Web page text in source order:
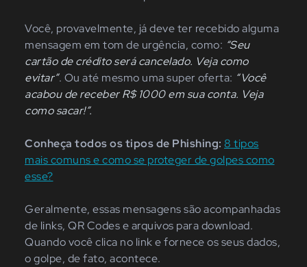
Você, provavelmente, já deve ter recebido alguma
mensagem em tom de urgência, como: “Seu
cartão de crédito será cancelado. Veja como
evitar”. Ou até mesmo uma super oferta: “Você
acabou de receber R$ 1000 em sua conta. Veja
como sacar!”.
Conheça todos os tipos de Phishing: 8 tipos
mais comuns e como se proteger de golpes como
esse?
Geralmente, essas mensagens são acompanhadas
de links, QR Codes e arquivos para download.
Quando você clica no link e fornece os seus dados,
o golpe, de fato, acontece.